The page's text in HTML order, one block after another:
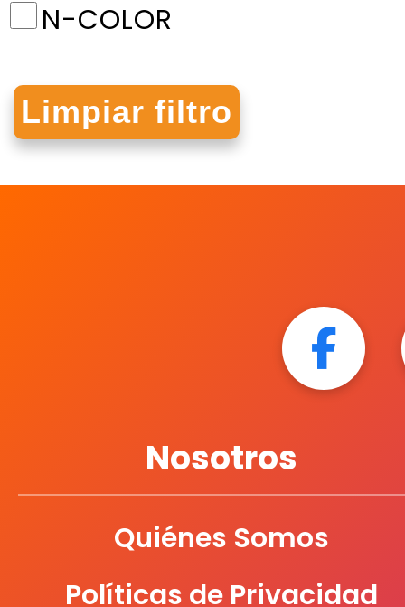
N-COLOR
NORMA
ORGANIFORMAS
UNICAMPUSNosotros
Quiénes Somos
Políticas de Privacidad